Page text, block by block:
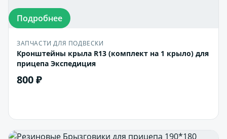
Подробнее
ЗАПЧАСТИ ДЛЯ ПОДВЕСКИ
Кронштейны крыла R13 (комплект на 1 крыло) для
прицепа Экспедиция
800 ₽